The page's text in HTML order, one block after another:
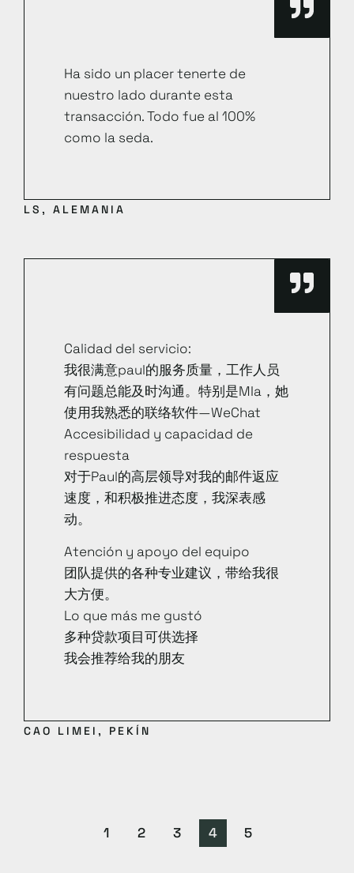
Ha sido un placer tenerte de
nuestro lado durante esta
transacción. Todo fue al 100%
como la seda.
LS, ALEMANIA
Calidad del servicio:
我很满意paul的服务质量，工作人员
有问题总能及时沟通。特别是MIa，她
使用我熟悉的联络软件—WeChat
Accesibilidad y capacidad de
respuesta
对于Paul的高层领导对我的邮件返应
速度，和积极推进态度，我深表感
动。
Atención y apoyo del equipo
团队提供的各种专业建议，带给我很
大方便。
Lo que más me gustó
多种贷款项目可供选择
我会推荐给我的朋友
CAO LIMEI, PEKÍN
1 2 3 4 5